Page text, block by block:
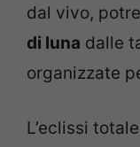
dal vivo,
di luna dalle
organizzate
L’eclissi